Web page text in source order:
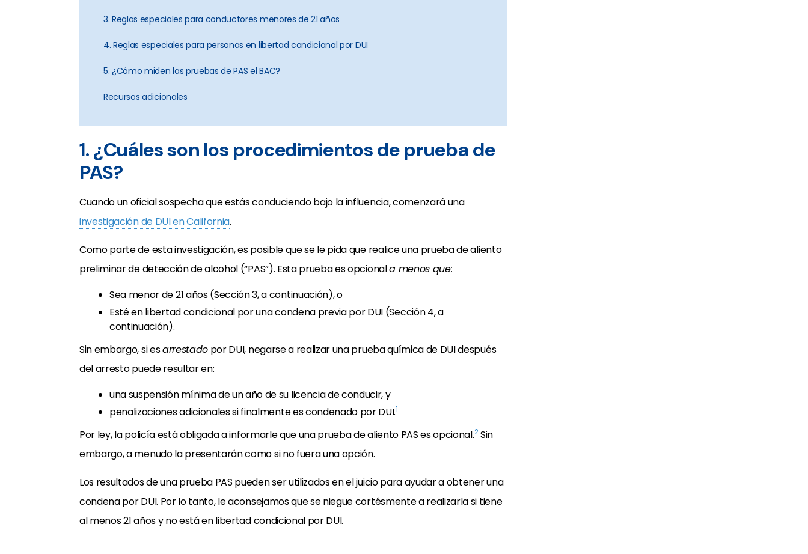
3. Reglas especiales para conductores menores de 21 años
4. Reglas especiales para personas en libertad condicional por DUI
5. ¿Cómo miden las pruebas de PAS el BAC?
Recursos adicionales
1. ¿Cuáles son los procedimientos de prueba de
PAS?
Cuando un oficial sospecha que estás conduciendo bajo la influencia, comenzará una
investigación de DUI en California.
Como parte de esta investigación, es posible que se le pida que realice una prueba de aliento
preliminar de detección de alcohol (“PAS”). Esta prueba es opcionala menos que:
Sea menor de 21 años (Sección 3, a continuación), o
Esté en libertad condicional por una condena previa por DUI (Sección 4, a
continuación).
Sin embargo, si esarrestado por DUI, negarse a realizar una prueba química de DUI después
del arresto puede resultar en:
una suspensión mínima de un año de su licencia de conducir, y
penalizaciones adicionales si finalmente es condenado por DUI.1
Por ley, la policía está obligada a informarle que una prueba de aliento PAS es opcional.2Sin
embargo, a menudo la presentarán como si no fuera una opción.
Los resultados de una prueba PAS pueden ser utilizados en el juicio para ayudar a obtener una
condena por DUI. Por lo tanto, le aconsejamos que se niegue cortésmente a realizarla si tiene
al menos 21 años y no está en libertad condicional por DUI.